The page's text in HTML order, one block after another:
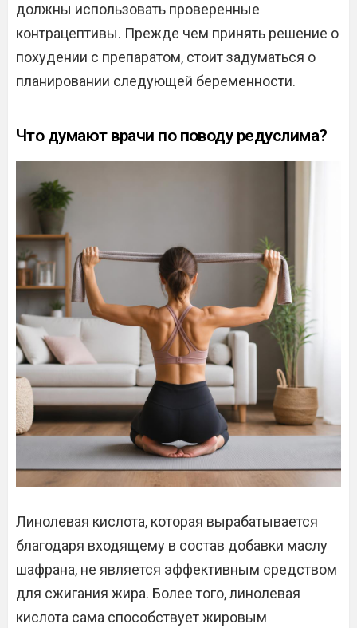
должны использовать проверенные
контрацептивы. Прежде чем принять решение о
похудении с препаратом, стоит задуматься о
планировании следующей беременности.
Что думают врачи по поводу редуслима?
Линолевая кислота, которая вырабатывается
благодаря входящему в состав добавки маслу
шафрана, не является эффективным средством
для сжигания жира. Более того, линолевая
кислота сама способствует жировым